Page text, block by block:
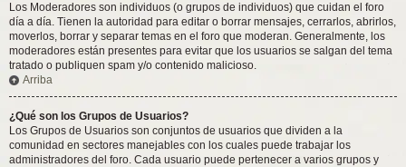
Los Moderadores son individuos (o grupos de individuos) que cuidan el foro
día a día. Tienen la autoridad para editar o borrar mensajes, cerrarlos, abrirlos,
moverlos, borrar y separar temas en el foro que moderan. Generalmente, los
moderadores están presentes para evitar que los usuarios se salgan del tema
tratado o publiquen spam y/o contenido malicioso.
Arriba
¿Qué son los Grupos de Usuarios?
Los Grupos de Usuarios son conjuntos de usuarios que dividen a la
comunidad en sectores manejables con los cuales puede trabajar los
administradores del foro. Cada usuario puede pertenecer a varios grupos y